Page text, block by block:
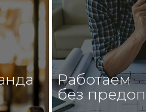
Работаем
без